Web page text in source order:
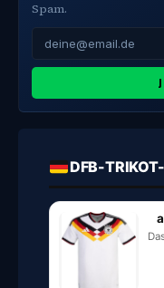
Spam.
DFB-